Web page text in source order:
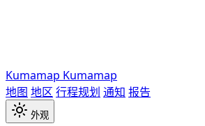
Kumamap Kumamap
地图 地区 行程规划 通知 报告
外观